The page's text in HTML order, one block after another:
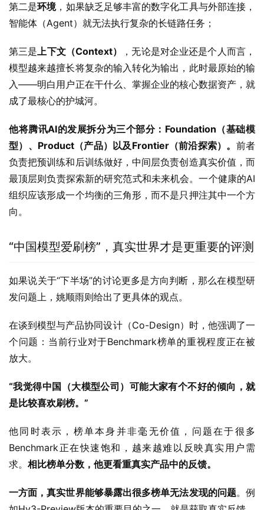
第二是环境，如果缺乏足够丰富的数字化工具与外部连接，
智能体（Agent）就无法执行复杂的长链路任务；
第三是上下文（Context）
，无论是对企业还是个人而言，
模型越来越擅长将复杂的输入转化为输出，此时最原始的输
入——明白用户正在干什么、掌握企业的核心数据资产，就
成了最核心的护城河。
他将腾讯AI的发展拆分为三个部分：Foundation（基础模
型）、Product（产品）以及Frontier（前沿探索）。 前者
负责把预训练和后训练做好，中间层负责创造真实价值，而
最顶层则负责探索新的研究范式和未来机会。一个健康的AI
组织应该形成一个均衡的三角形，而不是只押注其中一个方
向。
“中国模型爱刷榜”，真实世界才是更重要的评测
如果说关于“下半场”的讨论更多是方向判断，那么在模型研
发问题上，姚顺雨则给出了更具体的观点。
在谈到模型与产品协同设计（Co-Design）时，他强调了一
个问题：当前行业对于Benchmark榜单的重视程度正在被
放大。
“我觉得中国（大模型公司）可能大家有个不好的倾向，就
是比较喜欢刷榜。”
他同时表示，榜单本身并非毫无价值，问题在于很多
Benchmark正在快速饱和，越来越难以反映真实用户需
求。 相比榜单分数，他更看重真实产品中的反馈。
一方面，真实世界能够暴露出很多榜单无法发现的问题。例